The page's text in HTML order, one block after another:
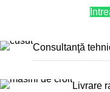
Consultanţă
Livrare